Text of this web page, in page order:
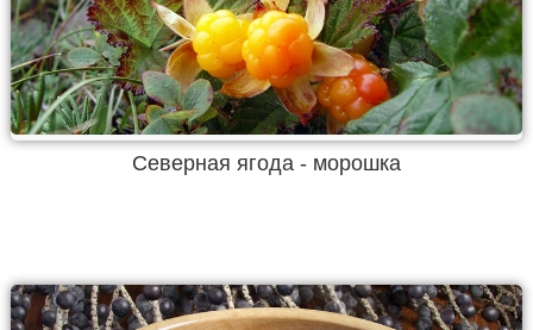
Северная ягода - морошка